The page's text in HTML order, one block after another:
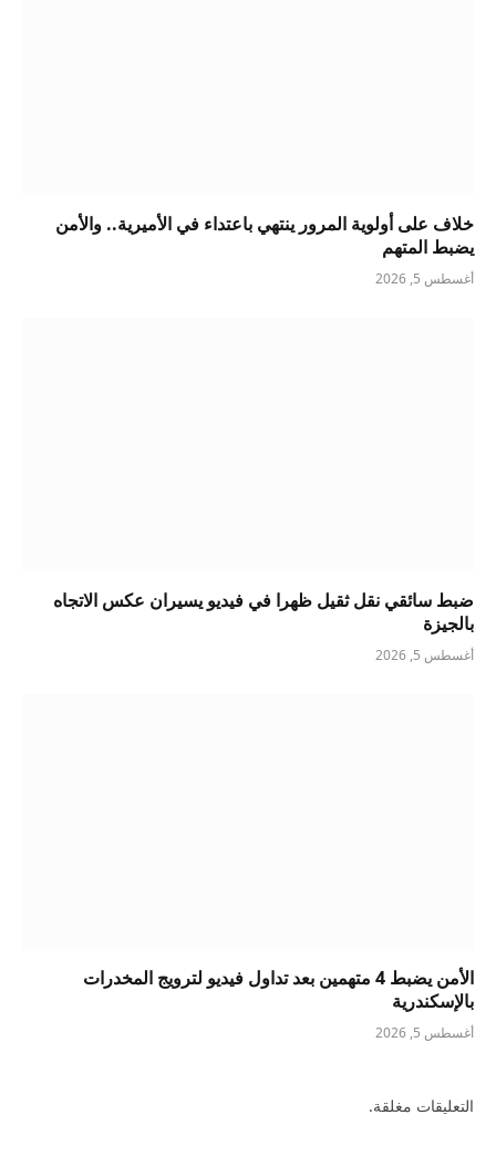
خلاف على أولوية المرور ينتهي باعتداء في الأميرية.. والأمن
يضبط المتهم
أغسطس 5, 2026
ضبط سائقي نقل ثقيل ظهرا في فيديو يسيران عكس الاتجاه
بالجيزة
أغسطس 5, 2026
الأمن يضبط 4 متهمين بعد تداول فيديو لترويج المخدرات
بالإسكندرية
أغسطس 5, 2026
التعليقات مغلقة.